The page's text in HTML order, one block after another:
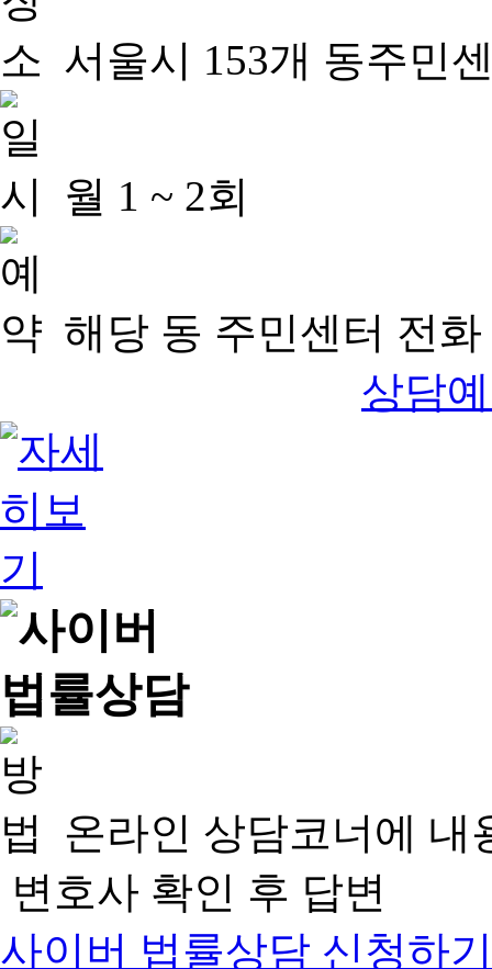
서울시 153개 동주민
월 1 ~ 2회
해당 동 주민센터 전
상담
온라인 상담코너에 내
변호사 확인 후 답변
사이버 법률상담 신청하기